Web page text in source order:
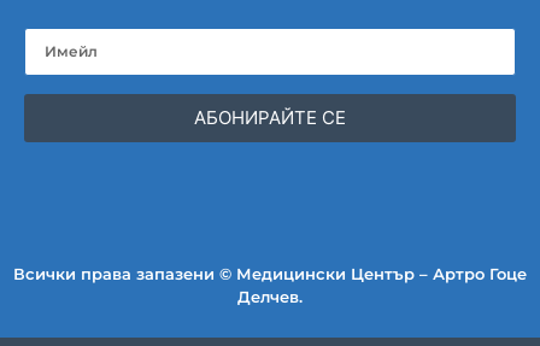
АБОНИРАЙТЕ СЕ
Всички права запазени © Медицински Център – Артро Гоце
Делчев.